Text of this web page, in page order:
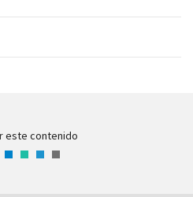
este contenido
LinkedIn
WhatsApp
Telegram
Correo